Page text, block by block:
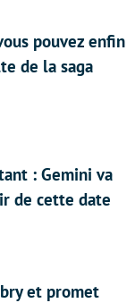
pouvez enfin
de la saga
: Gemini va
de cette date
et promet